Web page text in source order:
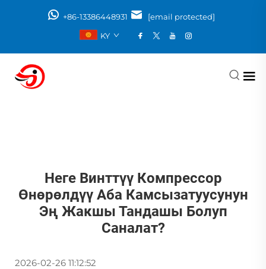
+86-13386448931
[email protected]
KY
Неге Винттүү Компрессор
Өнөрөлдүү Аба Камсызатуусунун
Эң Жакшы Тандашы Болуп
Саналат?
2026-02-26 11:12:52